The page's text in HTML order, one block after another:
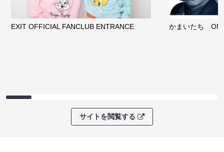
EXIT OFFICIAL FANCLUB ENTRANCE かまいたち
サイトを閲覧する